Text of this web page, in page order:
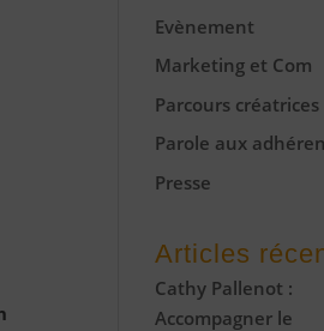
Evènement
Marketing et Com
Parcours créatrices
Parole aux
Presse
Articles
Cathy Pallenot :
Accompagner le